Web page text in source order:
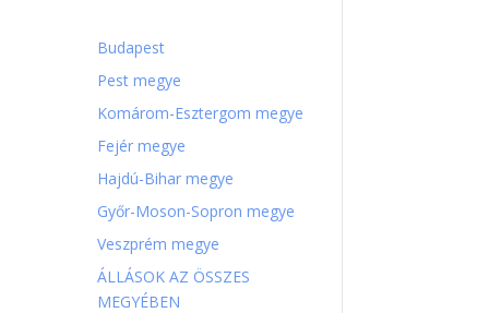
Budapest
Pest megye
Komárom-Esztergom megye
Fejér megye
Hajdú-Bihar megye
Győr-Moson-Sopron megye
Veszprém megye
ÁLLÁSOK AZ ÖSSZES
MEGYÉBEN